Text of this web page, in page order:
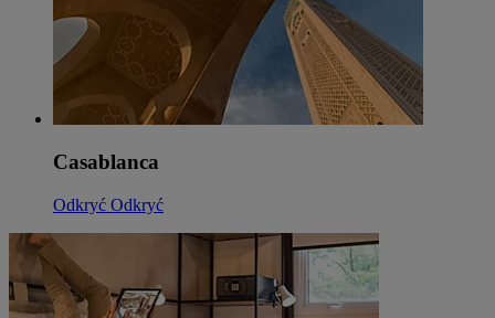
Casablanca
Odkryć Odkryć